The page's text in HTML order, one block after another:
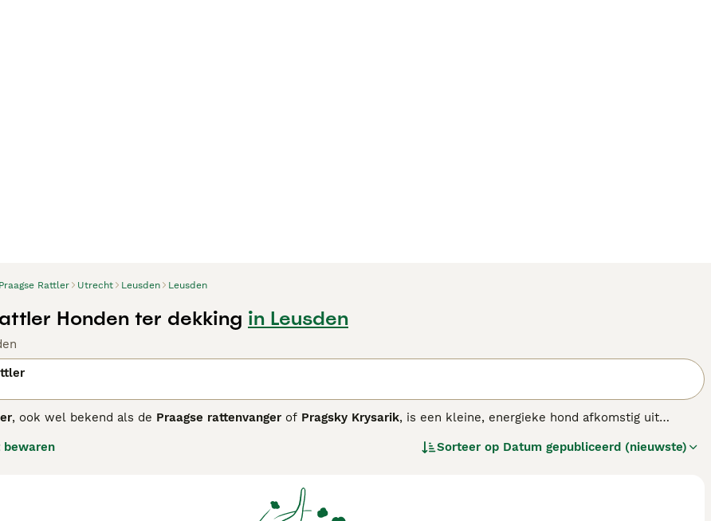
Praagse Rattler Utrecht Leusden Leusden
Honden ter dekking in Leusden
, ook wel bekend als de Praagse rattenvanger of Pragsky Krysarik, is een kleine, energieke hond afkomstig uit
compacte formaat, korte vacht en levendige uitstraling. Het is een behendige en alerte hond met een vurige
en energie hebben om hem te trainen en te onderhouden. In Nederland en België wordt hij steeds bekender bij
waakse hondenrassen. Zoekwoorden zoals "praagse rattler pups", "praagse rattler prijs" en "praagse rattler fokker
bewaren Sorteer op Datum gepubliceerd (nieuwste)